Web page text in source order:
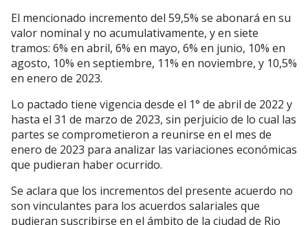
El mencionado incremento del 59,5% se abonará en su
valor nominal y no acumulativamente, y en siete
tramos: 6% en abril, 6% en mayo, 6% en junio, 10% en
agosto, 10% en septiembre, 11% en noviembre, y 10,5%
en enero de 2023.
Lo pactado tiene vigencia desde el 1° de abril de 2022 y
hasta el 31 de marzo de 2023, sin perjuicio de lo cual las
partes se comprometieron a reunirse en el mes de
enero de 2023 para analizar las variaciones económicas
que pudieran haber ocurrido.
Se aclara que los incrementos del presente acuerdo no
son vinculantes para los acuerdos salariales que
pudieran suscribirse en el ámbito de la ciudad de Rio